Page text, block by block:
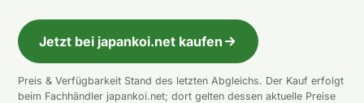
Jetzt bei japankoi.net kaufen
Preis & Verfügbarkeit Stand des letzten Abgleichs. Der Kauf erfolgt
beim Fachhändler japankoi.net; dort gelten dessen aktuelle Preise